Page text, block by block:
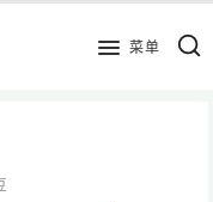
菜单